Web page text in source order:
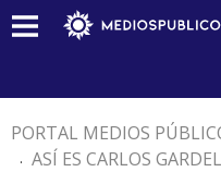
PORTAL MEDIOS
. ASÍ ES CARLOS GARDEL